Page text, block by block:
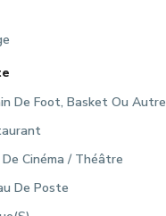
De Foot, Basket Ou Autre
Cinéma / Théâtre
De Poste